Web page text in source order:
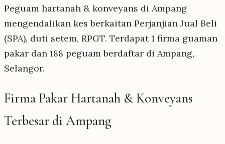
Peguam hartanah & konveyans di Ampang
mengendalikan kes berkaitan Perjanjian Jual Beli
(SPA), duti setem, RPGT. Terdapat 1 firma guaman
pakar dan 188 peguam berdaftar di Ampang,
Selangor.
Firma Pakar Hartanah & Konveyans
Terbesar di Ampang